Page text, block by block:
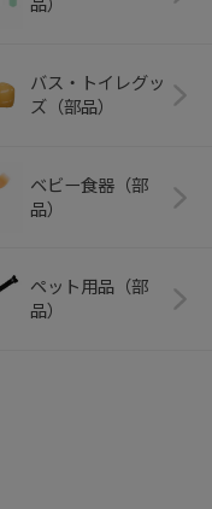
品）
バス・トイレグッ
ズ（部品）
ベビー食器（部
品）
ペット用品（部
品）